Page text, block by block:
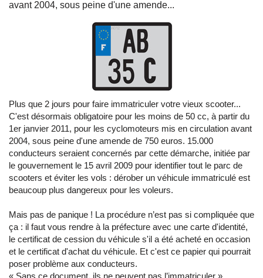
avant 2004, sous peine d'une amende...
Plus que 2 jours pour faire immatriculer votre vieux scooter...
C'est désormais obligatoire pour les moins de 50 cc, à partir du
1er janvier 2011, pour les cyclomoteurs mis en circulation avant
2004, sous peine d'une amende de 750 euros. 15.000
conducteurs seraient concernés par cette démarche, initiée par
le gouvernement le 15 avril 2009 pour identifier tout le parc de
scooters et éviter les vols : dérober un véhicule immatriculé est
beaucoup plus dangereux pour les voleurs.
Mais pas de panique ! La procédure n’est pas si compliquée que
ça : il faut vous rendre à la préfecture avec une carte d'identité,
le certificat de cession du véhicule s'il a été acheté en occasion
et le certificat d'achat du véhicule. Et c'est ce papier qui pourrait
poser problème aux conducteurs.
« Sans ce document, ils ne peuvent pas l’immatriculer »